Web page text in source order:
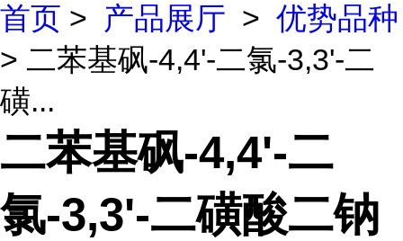
首页 > 产品展厅 > 优势品种
> 二苯基砜-4,4'-二氯-3,3'-二
磺...
二苯基砜-4,4'-二
氯-3,3'-二磺酸二钠